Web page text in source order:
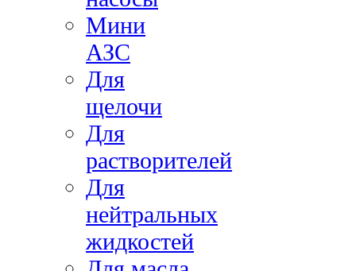
Мини
АЗС
Для
щелочи
Для
растворителей
Для
нейтральных
жидкостей